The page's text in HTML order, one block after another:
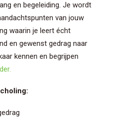
en begeleiding. Je wordt
van jouw
waarin je leert écht
en gewenst gedrag naar
kennen en begrijpen